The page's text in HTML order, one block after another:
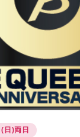
日)両日